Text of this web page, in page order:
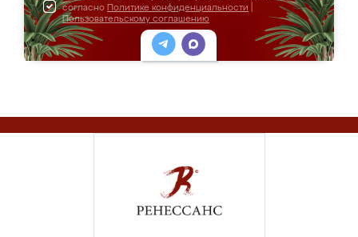
согласно Политике конфиденциальности
Пользовательскому соглашению